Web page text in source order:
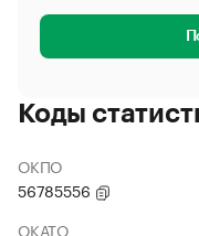
Коды
ОКПО
56785556
ОКАТО